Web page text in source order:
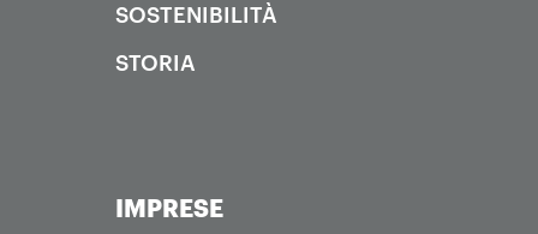
SOSTENIBILITÀ
STORIA
IMPRESE